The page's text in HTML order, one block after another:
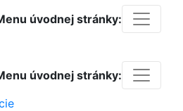
úvodnej stránky:
úvodnej stránky: